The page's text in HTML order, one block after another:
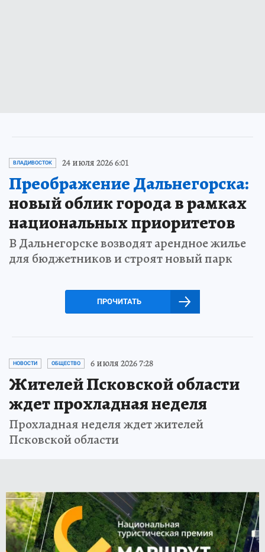
ВЛАДИВОСТОК 24 июля 2026 6:01
Преображение Дальнегорска:
новый облик города в рамках
национальных приоритетов
В Дальнегорске возводят арендное жилье
для бюджетников и строят новый парк
ПРОЧИТАТЬ
НОВОСТИ ОБЩЕСТВО 6 июля 2026 7:28
Жителей Псковской области
ждет прохладная неделя
Прохладная неделя ждет жителей
Псковской области